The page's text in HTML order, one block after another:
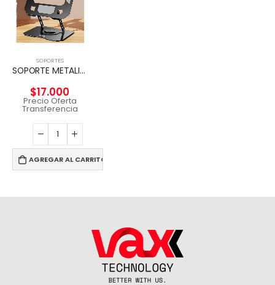
SOPORTES
SOPORTE METALICO, GIRATORIO Y PLEGABLE NEGRO
$17.000
Precio Oferta
Transferencia
AGREGAR AL CARRITO